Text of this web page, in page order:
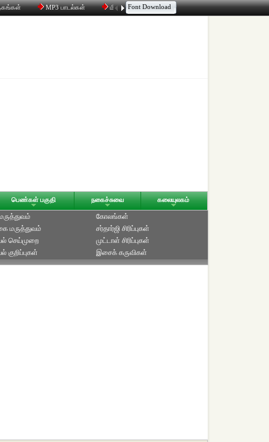
MP3 பாடல்கள் மின்னஞ்சல் திரட்டி உரையாடல்
Font Download
பெண்கள் பகுதி நகைச்சுவை கலையுலகம்
மருத்துவம்
செய்முறை
குறிப்புகள்
கோலங்கள்
சர்தார்ஜி சிரிப்புகள்
முட்டாள் சிரிப்புகள்
இசைக் கருவிகள்